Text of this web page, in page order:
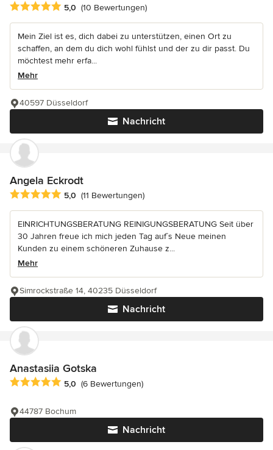
Durchschnittliche Bewertung: 5 von 5 Sternen
5,0 (10 Bewertungen)
Mein Ziel ist es, dich dabei zu unterstützen, einen Ort zu
schaffen, an dem du dich wohl fühlst und der zu dir passt. Du
möchtest mehr erfa...
Mehr
Nachricht
40597 Düsseldorf
Angela Eckrodt
Durchschnittliche Bewertung: 5 von 5 Sternen
5,0 (11 Bewertungen)
EINRICHTUNGSBERATUNG REINIGUNGSBERATUNG Seit über
30 Jahren freue ich mich jeden Tag auf`s Neue meinen
Kunden zu einem schöneren Zuhause z...
Mehr
Nachricht
Simrockstraße 14, 40235 Düsseldorf
Anastasiia Gotska
Durchschnittliche Bewertung: 5 von 5 Sternen
5,0 (6 Bewertungen)
Nachricht
44787 Bochum